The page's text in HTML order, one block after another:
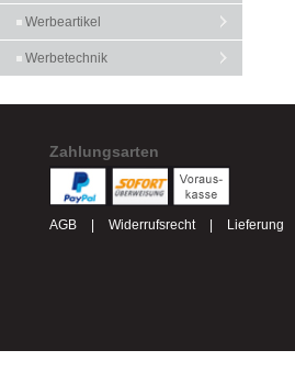
Werbeartikel
Werbetechnik
Zahlungsarten
AGB Widerrufsrecht Lieferung